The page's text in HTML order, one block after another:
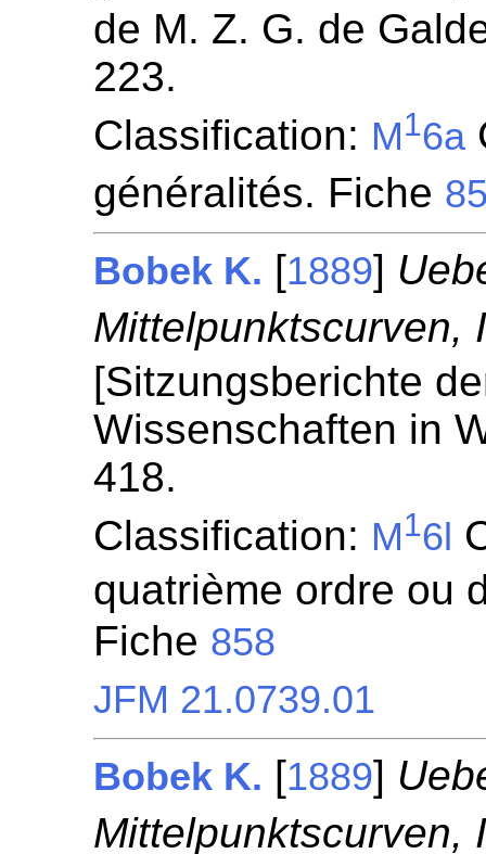
de M. Z. G. de
223.
Classification: M16a
généralités. Fiche
Bobek K. [1889]
Mittelpunktscurven,
[Sitzungsberichte
Wissenschaften in
418.
Classification: M16l
quatrième ordre ou
Fiche 858
JFM 21.0739.01
Bobek K. [1889]
Mittelpunktscurven,